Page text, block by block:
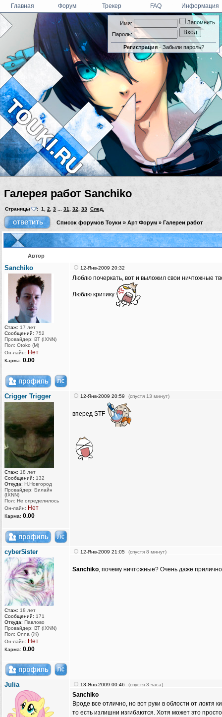
Имя:
Пароль:
Запомнить
Регистрация· Забыли пароль?
Главная Форум Трекер FAQ Информация
Галерея работ Sanchiko
Страницы : 1, 2, 3 ... 31, 32, 33 След.
Список форумов Тоуки » Арт Форум » Галереи работ
Автор
Sanchiko
Стаж: 17 лет
Сообщений: 752
Провайдер: ВТ (IXNN)
Пол: Otoko (M)
Он-лайн: Нет
Карма: 0.00
12-Янв-2009 20:32
Люблю почеркать, вот и выложил свои ничтожные
Люблю критику
Crigger Trigger
Стаж: 18 лет
Сообщений: 132
Откуда: Н.Новгород
Провайдер: Билайн
(IXNN)
Пол: Не определилось
Он-лайн: Нет
Карма: 0.00
12-Янв-2009 20:59 (спустя 13 минут)
вперед STF
cyber$ister
Стаж: 18 лет
Сообщений: 171
Откуда: Павлово
Провайдер: ВТ (IXNN)
Пол: Onna (Ж)
Он-лайн: Нет
Карма: 0.00
12-Янв-2009 21:05 (спустя 8 минут)
Sanchiko, почему ничтожные? Очень даже
Julia 13-Янв-2009 00:46 (спустя 3 часа)
Sanchiko
Вроде все отлично, но вот руки в облости от
то есть излишни изгибаются. Хотя может это